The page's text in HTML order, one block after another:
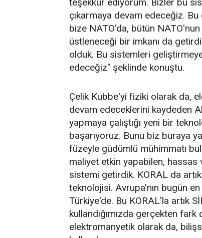
çıkarmaya devam edeceğiz.
bize NATO'da, bütün
üstleneceği bir imkanı da
olduk. Bu sistemleri
edeceğiz" şeklinde konuştu.
Çelik Kubbe'yi fiziki olarak da,
devam edeceklerini kaydeden
yapmaya çalıştığı yeni bir
başarıyoruz. Bunu biz buraya
füzeyle güdümlü mühimmatı
maliyet etkin yapabilen,
sistemi getirdik. KORAL da
teknolojisi. Avrupa'nın bugün
Türkiye'de. Bu KORAL'la artık
kullandığımızda gerçekten
elektromanyetik olarak da,